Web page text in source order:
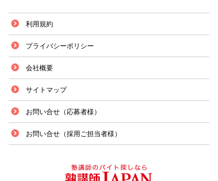
利用規約
プライバシーポリシー
会社概要
サイトマップ
お問い合せ（応募者様）
お問い合せ（採用ご担当者様）